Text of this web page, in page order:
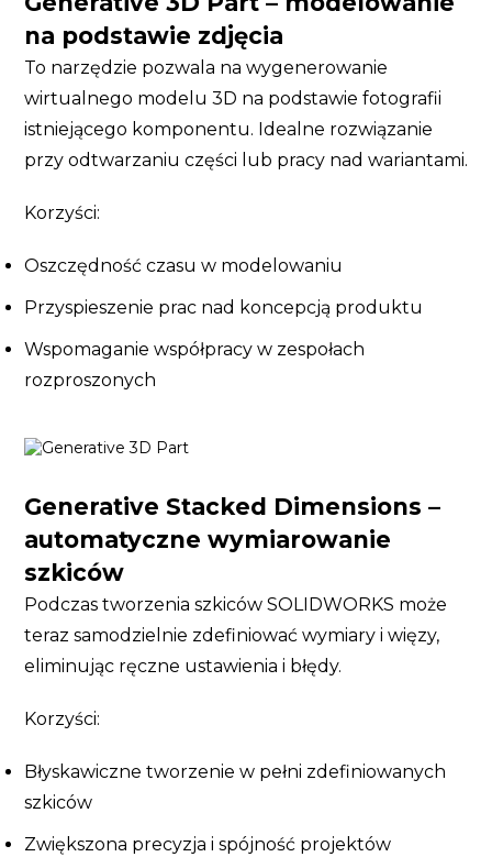
na podstawie zdjęcia
To narzędzie pozwala na wygenerowanie
wirtualnego modelu 3D na podstawie fotografii
istniejącego komponentu. Idealne rozwiązanie
przy odtwarzaniu części lub pracy nad wariantami.
Korzyści:
Oszczędność czasu w modelowaniu
Przyspieszenie prac nad koncepcją produktu
Wspomaganie współpracy w zespołach
rozproszonych
Generative Stacked Dimensions –
automatyczne wymiarowanie
szkiców
Podczas tworzenia szkiców SOLIDWORKS może
teraz samodzielnie zdefiniować wymiary i więzy,
eliminując ręczne ustawienia i błędy.
Korzyści:
Błyskawiczne tworzenie w pełni zdefiniowanych
szkiców
Zwiększona precyzja i spójność projektów